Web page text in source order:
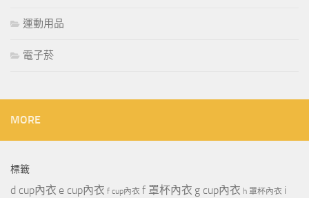
運動用品
電子菸
MORE
標籤
d cup內衣 e cup內衣 f cup內衣 f 罩杯內衣 g cup內衣 h 罩杯內衣 i